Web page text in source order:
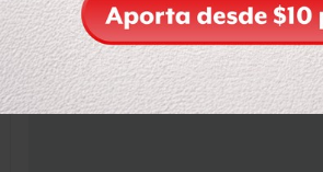
Iniciar
Suscribete para comentar...